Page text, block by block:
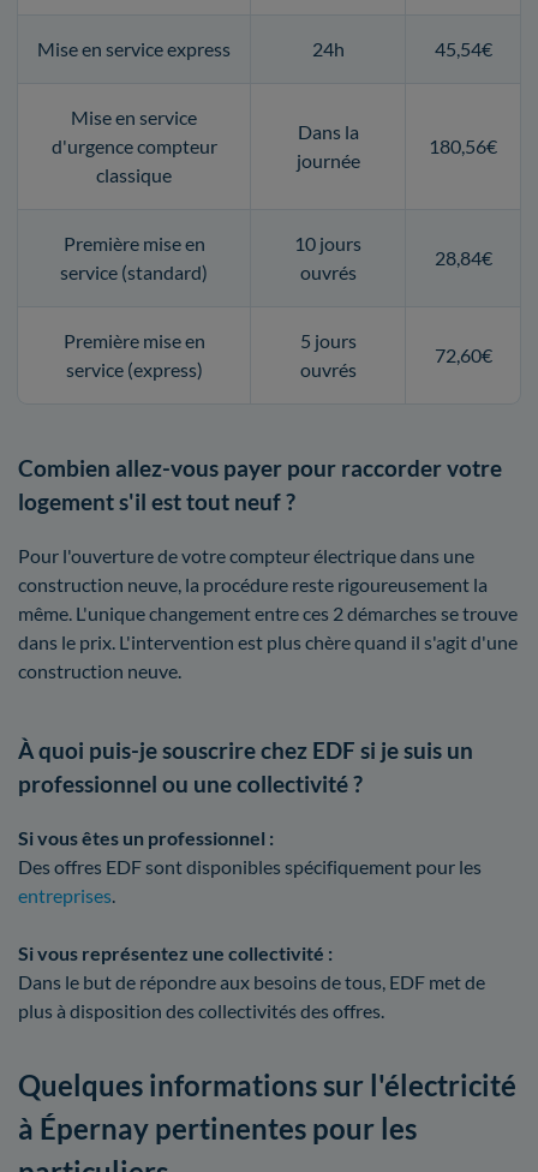
Mise en service express 24h 45,54€
Mise en service
d'urgence compteur
classique
Dans la
journée
180,56€
Première mise en
service (standard)
10 jours
ouvrés
28,84€
Première mise en
service (express)
5 jours
ouvrés
72,60€
Combien allez-vous payer pour raccorder votre
logement s'il est tout neuf ?
Pour l'ouverture de votre compteur électrique dans une
construction neuve, la procédure reste rigoureusement la
même. L'unique changement entre ces 2 démarches se trouve
dans le prix. L'intervention est plus chère quand il s'agit d'une
construction neuve.
À quoi puis-je souscrire chez EDF si je suis un
professionnel ou une collectivité ?
Si vous êtes un professionnel :
Des offres EDF sont disponibles spécifiquement pour les
entreprises.
Si vous représentez une collectivité :
Dans le but de répondre aux besoins de tous, EDF met de
plus à disposition des collectivités des offres.
Quelques informations sur l'électricité
à Épernay pertinentes pour les